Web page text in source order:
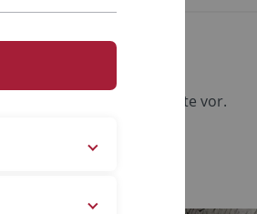
Tübingen ihre Projekte vor.